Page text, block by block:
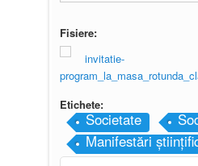
Fisiere:
invitatie-
Etichete:
Societate
Manifestări